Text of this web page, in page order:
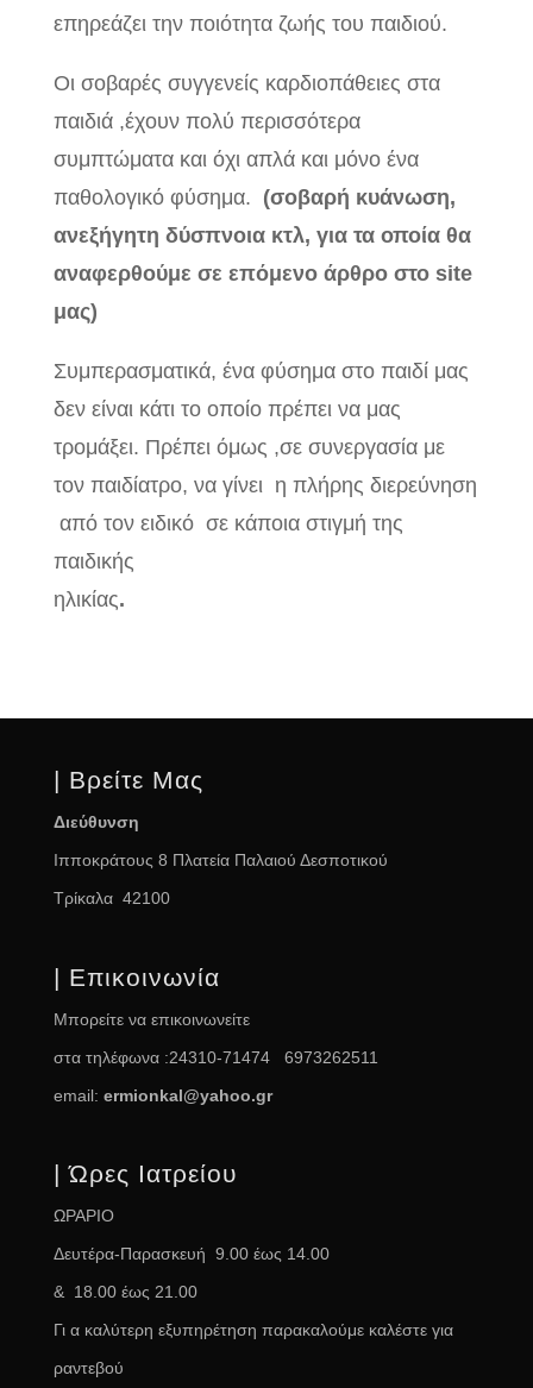
επηρεάζει την ποιότητα ζωής του παιδιού.
Οι σοβαρές συγγενείς καρδιοπάθειες στα
παιδιά ,έχουν πολύ περισσότερα
συμπτώματα και όχι απλά και μόνο ένα
παθολογικό φύσημα. (σοβαρή κυάνωση,
ανεξήγητη δύσπνοια κτλ, για τα οποία θα
αναφερθούμε σε επόμενο άρθρο στο site
μας)
Συμπερασματικά, ένα φύσημα στο παιδί μας
δεν είναι κάτι το οποίο πρέπει να μας
τρομάξει. Πρέπει όμως ,σε συνεργασία με
τον παιδίατρο, να γίνει η πλήρης διερεύνηση
από τον ειδικό σε κάποια στιγμή της
παιδικής
ηλικίας.
| Βρείτε Μας
Διεύθυνση
Ιπποκράτους 8 Πλατεία Παλαιού Δεσποτικού
Τρίκαλα 42100
| Επικοινωνία
Μπορείτε να επικοινωνείτε
στα τηλέφωνα :24310-71474 6973262511
email: ermionkal@yahoo.gr
| Ώρες Ιατρείου
ΩΡΑΡΙΟ
Δευτέρα-Παρασκευή 9.00 έως 14.00
& 18.00 έως 21.00
Γι α καλύτερη εξυπηρέτηση παρακαλούμε καλέστε για
ραντεβού